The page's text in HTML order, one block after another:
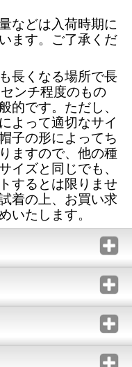
などは入荷時期に
ます。ご了承くだ
長くなる場所で長
ンチ程度のもの
的です。ただし、
よって適切なサイ
子の形によってち
ますので、他の種
イズと同じでも、
するとは限りませ
着の上、お買い求
いたします。